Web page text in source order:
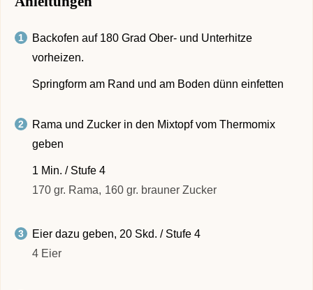
Backofen auf 180 Grad Ober- und Unterhitze
vorheizen.
Springform am Rand und am Boden dünn einfetten
Rama und Zucker in den Mixtopf vom Thermomix
geben
1 Min. / Stufe 4
170 gr. Rama, 160 gr. brauner Zucker
Eier dazu geben, 20 Skd. / Stufe 4
4 Eier